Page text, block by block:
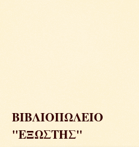
ΒΙΒΛΙΟΠΩΛΕΙΟ
"ΕΞΩΣΤΗΣ"